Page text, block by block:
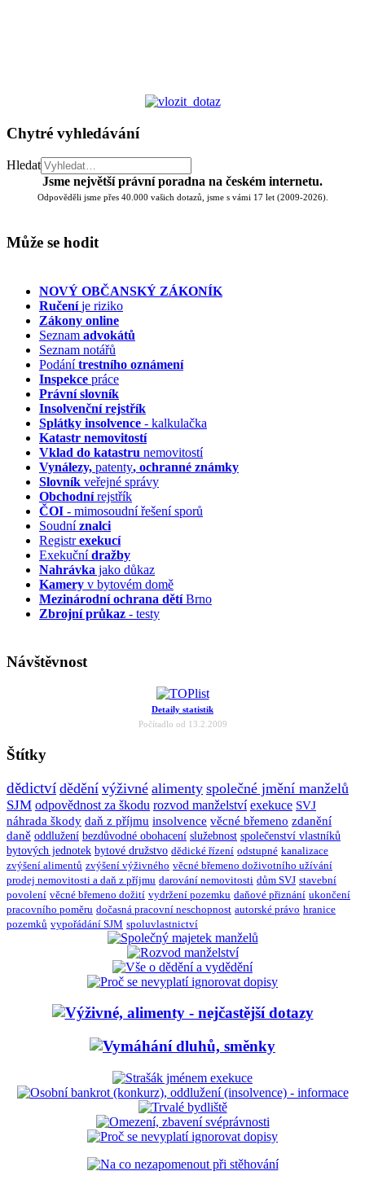
Chytré vyhledávání
Hledat
Jsme největší právní poradna na českém internetu.
Odpověděli jsme přes 40.000 vašich dotazů, jsme s vámi 17 let (2009-2026).
Může se hodit
NOVÝ OBČANSKÝ ZÁKONÍK
Ručeníje riziko
Zákony online
Seznam advokátů
Seznam notářů
Podánítrestního oznámení
Inspekce práce
Právní slovník
Insolvenčnírejstřík
Splátky insolvence - kalkulačka
Katastr nemovitostí
Vklad do katastru nemovitostí
Vynálezy, patenty, ochranné známky
Slovník veřejné správy
Obchodnírejstřík
ČOI - mimosoudní řešení sporů
Soudníznalci
Registrexekucí
Exekučnídražby
Nahrávka jako důkaz
Kamery v bytovém domě
Mezinárodní ochrana dětíBrno
Zbrojní průkaz - testy
Návštěvnost
Detaily statistik
Počítadlo od 13.2.2009
Štítky
dědictví dědění výživné alimenty společné jmění manželů
SJM odpovědnost za škodu rozvod manželství exekuce SVJ
náhrada škody daň z příjmu insolvence věcné břemeno zdanění
daně oddlužení bezdůvodné obohacení služebnost společenství vlastníků
bytových jednotek bytové družstvo dědické řízení odstupné kanalizace
zvýšení alimentů zvýšení výživného věcné břemeno doživotního užívání
prodej nemovitosti a daň z příjmu darování nemovitosti dům SVJ stavební
povolení věcné břemeno dožití vydržení pozemku daňové přiznání ukončení
pracovního poměru dočasná pracovní neschopnost autorské právo hranice
pozemků vypořádání SJM spoluvlastnictví